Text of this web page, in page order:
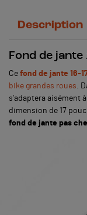
Description
Fond de
Ce fond de jante 16-
bike grandes roues .
s’adaptera aisément
dimension de 17
fond de jante pas